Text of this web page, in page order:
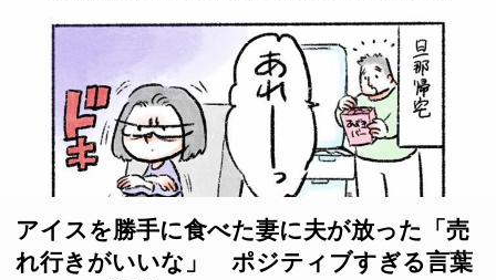
アイスを勝手に食べた妻に夫が放った「売
れ行きがいいな」 ポジティブすぎる言葉